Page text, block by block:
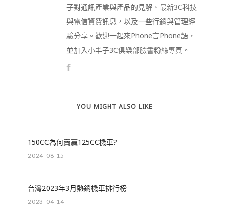
子對通訊產業與產品的見解、最新3C科技
與電信資費訊息，以及一些行銷與管理經
驗分享。歡迎一起來Phone言Phone語，
並加入小丰子3C俱樂部臉書粉絲專頁。
YOU MIGHT ALSO LIKE
150CC為何賣贏125CC機車?
2024-08-15
台灣2023年3月熱銷機車排行榜
2023-04-14